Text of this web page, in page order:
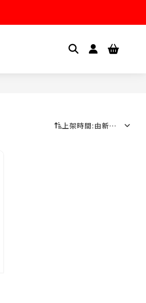
上架時間:由新到舊